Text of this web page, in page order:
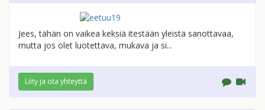
Jees, tähän on vaikea keksiä itestään yleistä sanottavaa,
mutta jos olet luotettava, mukava ja si...
Liity ja ota yhteyttä